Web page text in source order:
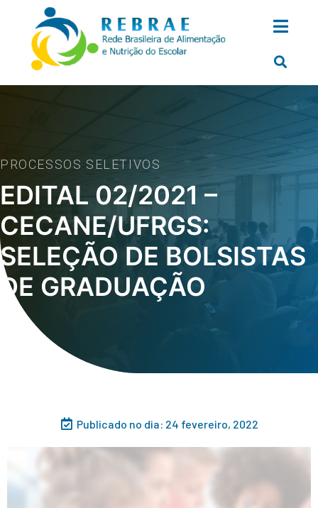
PROCESSOS SELETIVOS
EDITAL 02/2021 –
CECANE/UFRGS:
SELEÇÃO DE BOLSISTAS
DE GRADUAÇÃO
Publicado no dia: 24 fevereiro, 2022